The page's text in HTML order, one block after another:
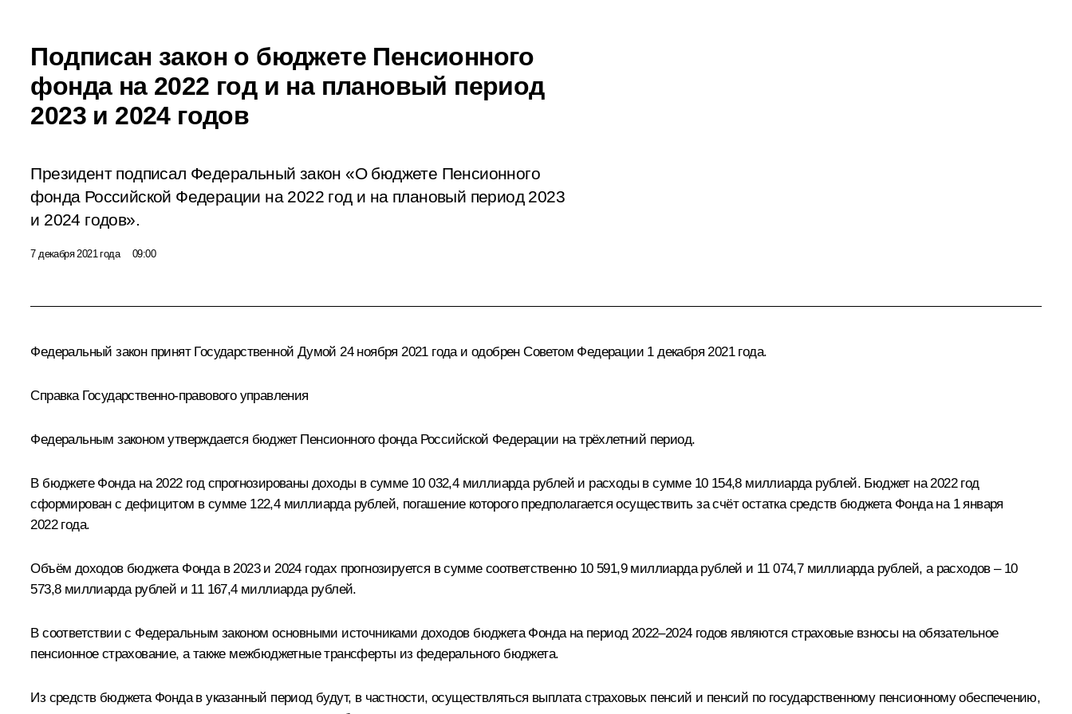
Подписан закон о бюджете Пенсионного
фонда на 2022 год и на плановый период
2023 и 2024 годов
Президент подписал Федеральный закон «О бюджете Пенсионного
фонда Российской Федерации на 2022 год и на плановый период 2023
и 2024 годов».
7 декабря 2021 года 09:00
Федеральный закон принят Государственной Думой 24 ноября 2021 года и одобрен Советом Федерации 1 декабря 2021 года.
Справка Государственно-правового управления
Федеральным законом утверждается бюджет Пенсионного фонда Российской Федерации на трёхлетний период.
В бюджете Фонда на 2022 год спрогнозированы доходы в сумме 10 032,4 миллиарда рублей и расходы в сумме 10 154,8 миллиарда рублей. Бюджет на 2022 год
сформирован с дефицитом в сумме 122,4 миллиарда рублей, погашение которого предполагается осуществить за счёт остатка средств бюджета Фонда на 1 января
2022 года.
Объём доходов бюджета Фонда в 2023 и 2024 годах прогнозируется в сумме соответственно 10 591,9 миллиарда рублей и 11 074,7 миллиарда рублей, а расходов – 10
573,8 миллиарда рублей и 11 167,4 миллиарда рублей.
В соответствии с Федеральным законом основными источниками доходов бюджета Фонда на период 2022–2024 годов являются страховые взносы на обязательное
пенсионное страхование, а также межбюджетные трансферты из федерального бюджета.
Из средств бюджета Фонда в указанный период будут, в частности, осуществляться выплата страховых пенсий и пенсий по государственному пенсионному обеспечению,